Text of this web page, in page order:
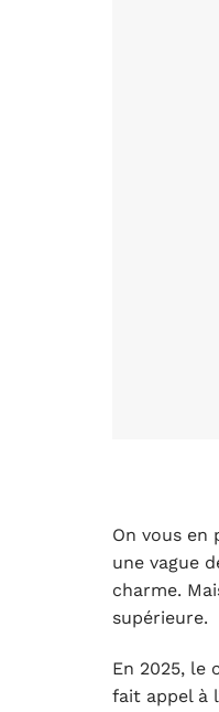
On vous en
une vague
charme.
supérieure.
En 2025, le
fait appel à